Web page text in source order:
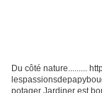
Du côté nature.........
potager Jardiner est